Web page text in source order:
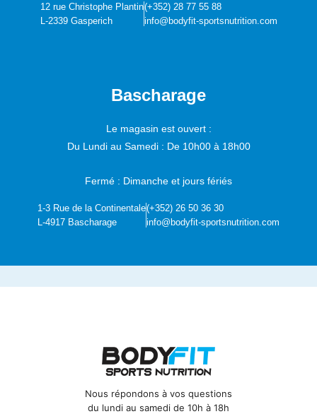
12 rue Christophe Plantin
L-2339 Gasperich
(+352) 28 77 55 88
info@bodyfit-sportsnutrition.com
Bascharage
Le magasin est ouvert :
Du Lundi au Samedi : De 10h00 à 18h00
Fermé : Dimanche et jours fériés
1-3 Rue de la Continentale
L-4917 Bascharage
(+352) 26 50 36 30
info@bodyfit-sportsnutrition.com
Nous répondons à vos questions
du lundi au samedi de 10h à 18h